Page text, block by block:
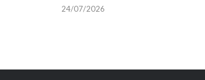
24/07/2026